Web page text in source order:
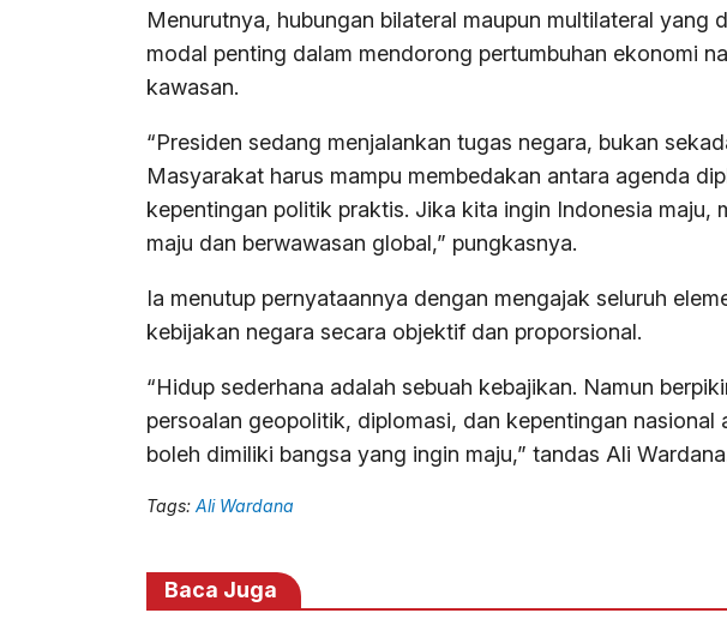
Menurutnya, hubungan bilateral maupun multilateral yang
modal penting dalam mendorong pertumbuhan ekonomi
kawasan.
“Presiden sedang menjalankan tugas negara, bukan
Masyarakat harus mampu membedakan antara agenda
kepentingan politik praktis. Jika kita ingin Indonesia maju,
maju dan berwawasan global,” pungkasnya.
Ia menutup pernyataannya dengan mengajak seluruh
kebijakan negara secara objektif dan proporsional.
“Hidup sederhana adalah sebuah kebajikan. Namun
persoalan geopolitik, diplomasi, dan kepentingan nasional
boleh dimiliki bangsa yang ingin maju,” tandas Ali
Tags: Ali Wardana
Baca Juga